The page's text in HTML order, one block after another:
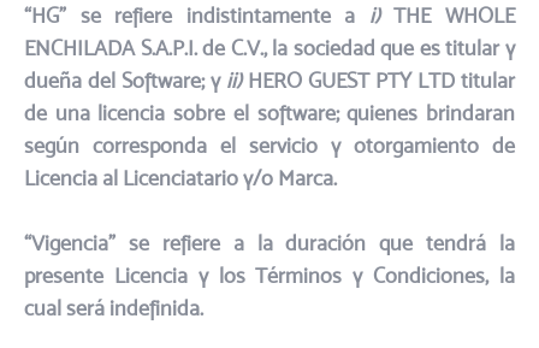
“HG” se refiere indistintamente a i)THE WHOLE
ENCHILADA S.A.P.I. de C.V., la sociedad que es titular y
dueña del Software; y ii)HERO GUEST PTY LTD titular
de una licencia sobre el software; quienes brindaran
según corresponda el servicio y otorgamiento de
Licencia al Licenciatario y/o Marca.​
“Vigencia” se refiere a la duración que tendrá la
presente Licencia y los Términos y Condiciones, la
cual será indefinida.